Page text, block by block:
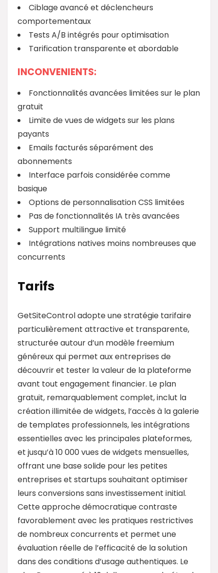
Ciblage avancé et déclencheurs
comportementaux
Tests A/B intégrés pour optimisation
Tarification transparente et abordable
INCONVENIENTS:
Fonctionnalités avancées limitées sur le plan
gratuit
Limite de vues de widgets sur les plans
payants
Emails facturés séparément des
abonnements
Interface parfois considérée comme
basique
Options de personnalisation CSS limitées
Pas de fonctionnalités IA très avancées
Support multilingue limité
Intégrations natives moins nombreuses que
concurrents
Tarifs
GetSiteControl adopte une stratégie tarifaire
particulièrement attractive et transparente,
structurée autour d’un modèle freemium
généreux qui permet aux entreprises de
découvrir et tester la valeur de la plateforme
avant tout engagement financier. Le plan
gratuit, remarquablement complet, inclut la
création illimitée de widgets, l’accès à la galerie
de templates professionnels, les intégrations
essentielles avec les principales plateformes,
et jusqu’à 10 000 vues de widgets mensuelles,
offrant une base solide pour les petites
entreprises et startups souhaitant optimiser
leurs conversions sans investissement initial.
Cette approche démocratique contraste
favorablement avec les pratiques restrictives
de nombreux concurrents et permet une
évaluation réelle de l’efficacité de la solution
dans des conditions d’usage authentiques. Le